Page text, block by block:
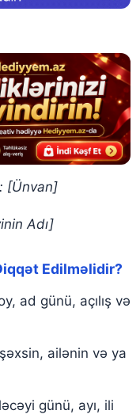
[Ünvan]
Adı]
Edilməlidir?
ad günü, açılış və
ailənin və ya
günü, ayı, ili